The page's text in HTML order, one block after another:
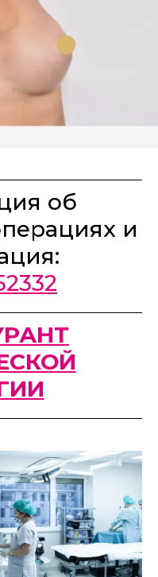
об
и